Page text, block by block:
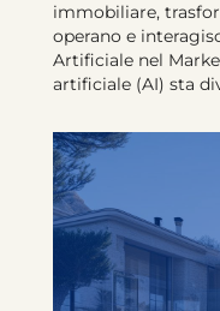
immobiliare,
operano e
Artificiale nel
artificiale (AI) sta